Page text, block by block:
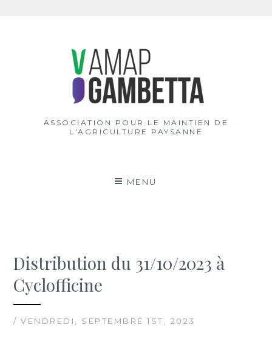
ASSOCIATION POUR LE MAINTIEN DE
L'AGRICULTURE PAYSANNE
MENU
Distribution du 31/10/2023 à
Cyclofficine
/ VENDREDI, SEPTEMBRE 1ST, 2023